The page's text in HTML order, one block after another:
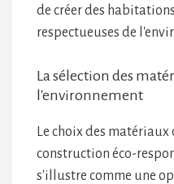
de créer des
respectueuses de
La sélection des
l'environnement
Le choix des
construction éco-
s'illustre comme une